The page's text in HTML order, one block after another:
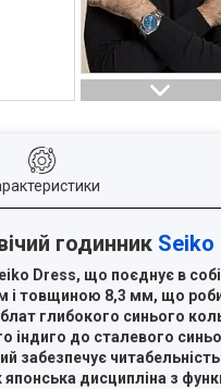
годинник Seiko
Dress, що поєднує в
товщиною 8,3 мм, що
глибокого синього
індиго до сталевого
забезпечує читабельність
дисципліна з